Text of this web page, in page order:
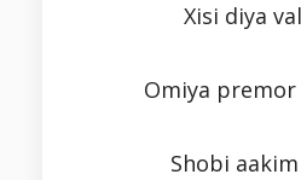
Xisi diya
Omiya
Shobi